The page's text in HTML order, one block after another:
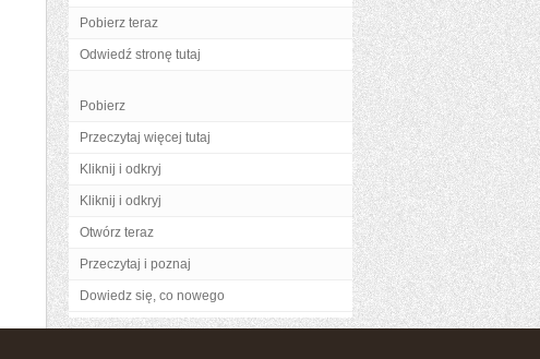
Pobierz teraz
Odwiedź stronę tutaj
Pobierz
Przeczytaj więcej tutaj
Kliknij i odkryj
Kliknij i odkryj
Otwórz teraz
Przeczytaj i poznaj
Dowiedz się, co nowego